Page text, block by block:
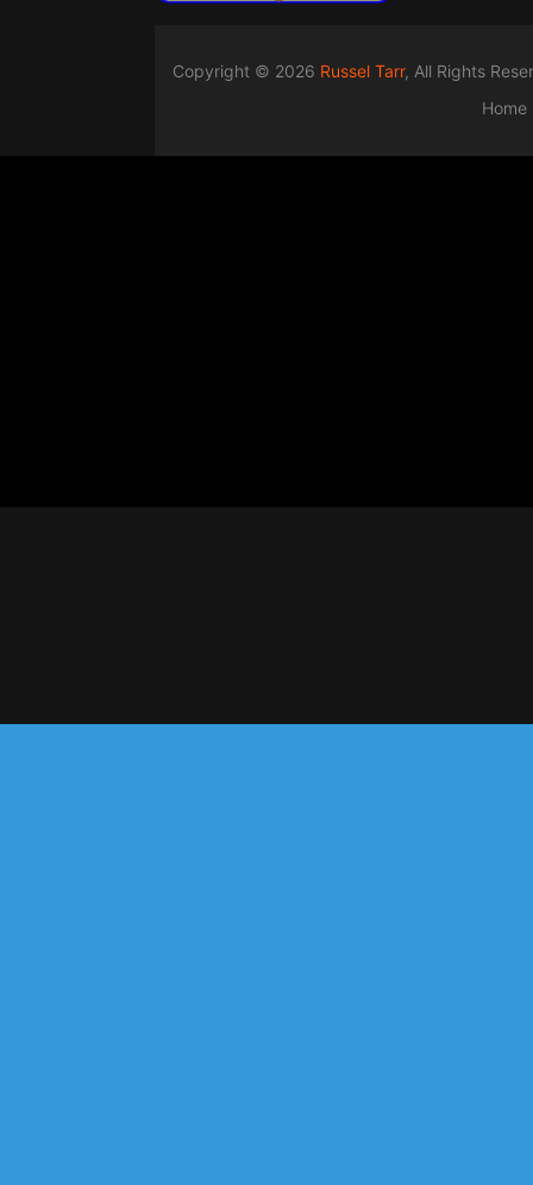
Copyright © 2026 Russel Tarr, All Rights
Home